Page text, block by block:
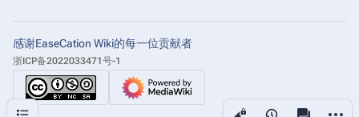
查看 更多
目录
感谢EaseCation Wiki的每一位贡献者
浙ICP备2022033471号-1